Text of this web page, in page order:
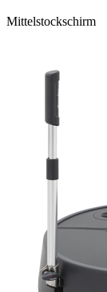
Mittelstockschirm